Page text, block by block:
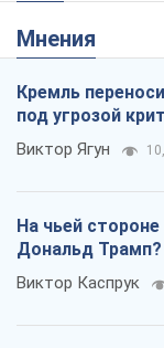
Мнения
Кремль
под угрозой
Виктор Ягун
На чьей
Дональд Трамп?
Виктор Каспрук